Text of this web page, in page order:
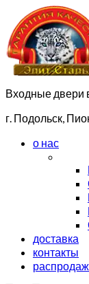
Входные двери
г. Подольск,
о нас
доставка
контакты